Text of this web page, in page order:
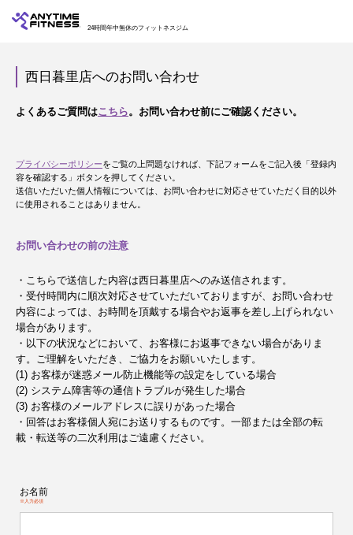
24時間年中無休のフィットネスジム
西日暮里店へのお問い合わせ
よくあるご質問はこちら。お問い合わせ前にご確認ください。
プライバシーポリシーをご覧の上問題なければ、下記フォームをご記入後「登録内
容を確認する」ボタンを押してください。
送信いただいた個人情報については、お問い合わせに対応させていただく目的以外
に使用されることはありません。
お問い合わせの前の注意
・こちらで送信した内容は西日暮里店へのみ送信されます。
・受付時間内に順次対応させていただいておりますが、お問い合わせ
内容によっては、お時間を頂戴する場合やお返事を差し上げられない
場合があります。
・以下の状況などにおいて、お客様にお返事できない場合がありま
す。ご理解をいただき、ご協力をお願いいたします。
(1) お客様が迷惑メール防止機能等の設定をしている場合
(2) システム障害等の通信トラブルが発生した場合
(3) お客様のメールアドレスに誤りがあった場合
・回答はお客様個人宛にお送りするものです。一部または全部の転
載・転送等の二次利用はご遠慮ください。
お名前
※入力必須